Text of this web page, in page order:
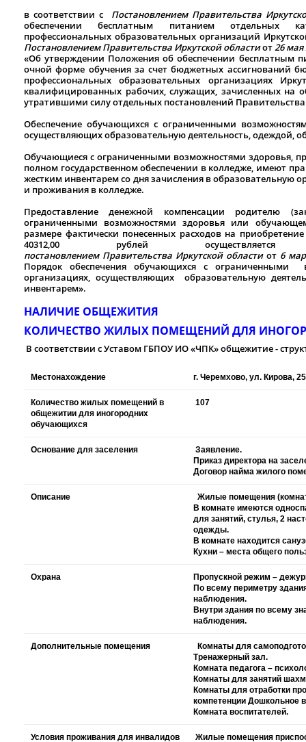
в соответствии с Постановлением Правительства
обеспечении бесплатным питанием отдельных
профессиональных образовательных организаций
Постановлением Правительства Иркутской областиот26 мая
«Об утверждении Положения об обеспечении бесплатным
очной форме обучения за счет бюджетных ассигнований
профессиональных образовательных организациях
квалифицированных рабочих, служащих, зачисленных на
утратившими силу отдельных постановлений
Обеспечение обучающихся с ограниченными
осуществляющих образовательную деятельность, одеждой,
Обучающиеся с ограниченными возможностями
полном государственном обеспечении в колледже, имеют
жестким инвентарем со дня зачисления в образовательную
и проживания в колледже.
Предоставление денежной компенсации родителю
ограниченными возможностями здоровья или
размере фактически понесенных расходов на
40312,00 рублей
постановлением Правительства Иркутской областиот 6
Порядок обеспечения обучающихся с
организациях, осуществляющих образовательную
инвентарем».
НАЛИЧИЕ ОБЩЕЖИТИЯ
КОЛИЧЕСТВО ЖИЛЫХ ПОМЕЩЕНИЙ ДЛЯ
В соответствии с Уставом ГБПОУ ИО «ЧПК» общежитие -
Местонахождение г. Черемхово, ул. Кирова, 25
Количество жилых помещений в
общежитии для иногородних
обучающихся
107
Основание для заселения
Заявление.
Приказ директора на
Договор найма жилого
Описание
Жилые помещения
В комнате имеются
для занятий, стулья, 2
одежды.
В комнате находится
Кухни – места общего
Охрана
Пропускной режим –
По всему периметру
наблюдения.
Внутри здания по всему
наблюдения.
Дополнительные помещения
Комнаты для
Тренажерный зал.
Комната педагога –
Комнаты для занятий
Комнаты для отработки
компетенции Дошкольное
Комната воспитателей.
Условия проживания для инвалидов Жилые помещения